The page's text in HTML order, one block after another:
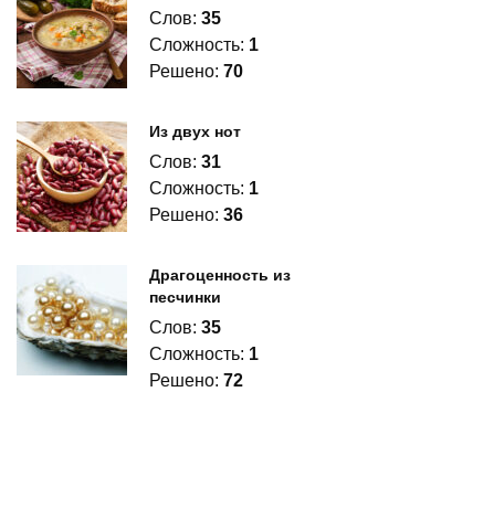
Слов: 35
Сложность: 1
Решено: 70
Из двух нот
Слов: 31
Сложность: 1
Решено: 36
Драгоценность из
песчинки
Слов: 35
Сложность: 1
Решено: 72